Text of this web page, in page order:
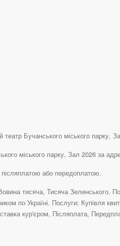
Бучанського міського парку,
міського парку, Зал 2026 за
або передоплатою.
тисяча, Тисяча Зеленського.
по Україні. Послуги: Купівля
кур'єром, Післяплата,